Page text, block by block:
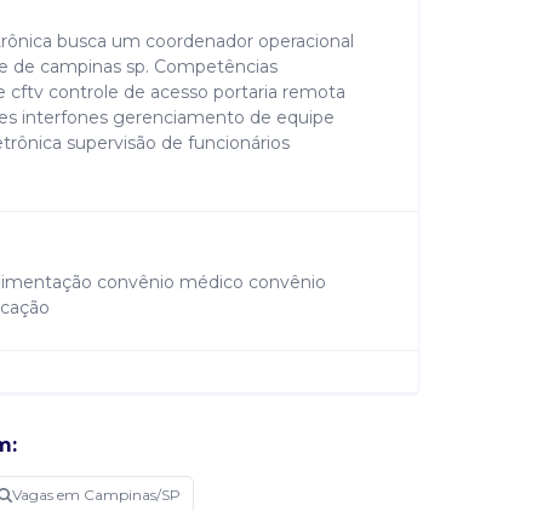
busca um coordenador operacional
de campinas sp. Competências
cftv controle de acesso portaria remota
interfones gerenciamento de equipe
supervisão de funcionários
convênio médico convênio
de equipes capacidade de análise e
e habilidades de liderança necessário
em sistemas de segurança
Vagas em Campinas/SP